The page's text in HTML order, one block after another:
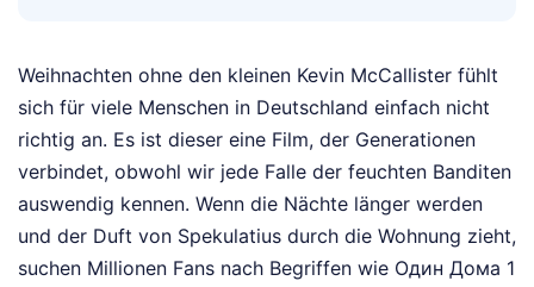
Weihnachten ohne den kleinen Kevin McCallister fühlt
sich für viele Menschen in Deutschland einfach nicht
richtig an. Es ist dieser eine Film, der Generationen
verbindet, obwohl wir jede Falle der feuchten Banditen
auswendig kennen. Wenn die Nächte länger werden
und der Duft von Spekulatius durch die Wohnung zieht,
suchen Millionen Fans nach Begriffen wie Один Дома 1